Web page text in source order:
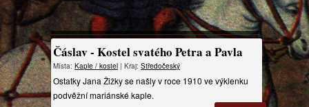
Čáslav - Kostel svatého Petra a Pavla
Místa: Kaple / kostel | Kraj: Středočeský
Ostatky Jana Žižky se našly v roce 1910 ve výklenku
podvěžní mariánské kaple.